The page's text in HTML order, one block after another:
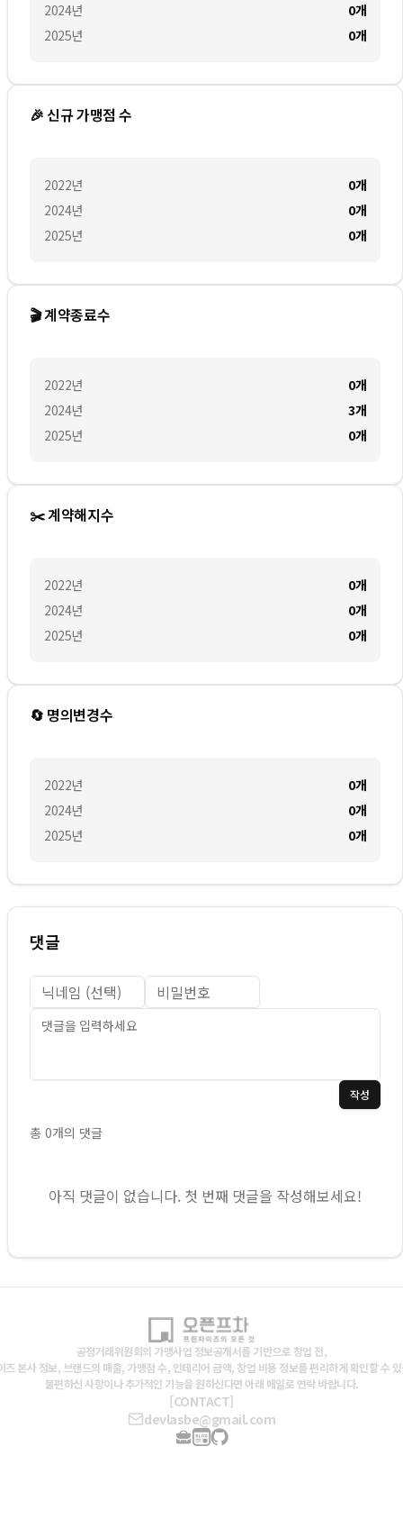
2024년
2025년
0개
0개
🎉 신규 가맹점 수
2022년
2024년
2025년
0개
0개
0개
🎬 계약종료수
2022년
2024년
2025년
0개
3개
0개
✂️ 계약해지수
2022년
2024년
2025년
0개
0개
0개
🔄 명의변경수
2022년
2024년
2025년
0개
0개
0개
댓글
작성
총 0개의 댓글
아직 댓글이 없습니다. 첫 번째 댓글을 작성해보세요!
공정거래위원회의 가맹사업 정보공개서를 기반으로 창업 전,
즈 본사 정보, 브랜드의 매출, 가맹점 수, 인테리어 금액, 창업 비용 정보를 편리하게 확인할 수
불편하신 사항이나 추가적인 기능을 원하신다면 아래 메일로 연락 바랍니다.
[CONTACT]
devlasbe@gmail.com